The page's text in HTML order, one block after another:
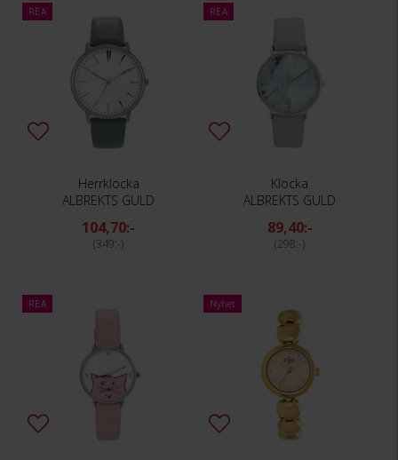
REA
Herrklocka
ALBREKTS GULD
104,70:-
349:-
REA
Klocka
ALBREKTS GULD
89,40:-
298:-
REA Nyhet